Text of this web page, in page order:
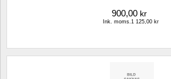
900,00 kr
Ink. moms.1 125,00 kr